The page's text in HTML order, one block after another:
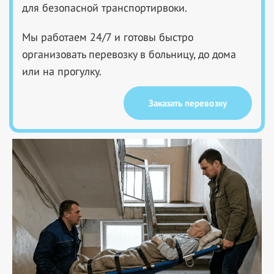
для безопасной транспортирвоки.
Мы работаем 24/7 и готовы быстро
организовать перевозку в больницу, до дома
или на прогулку.
Заказать перевозку